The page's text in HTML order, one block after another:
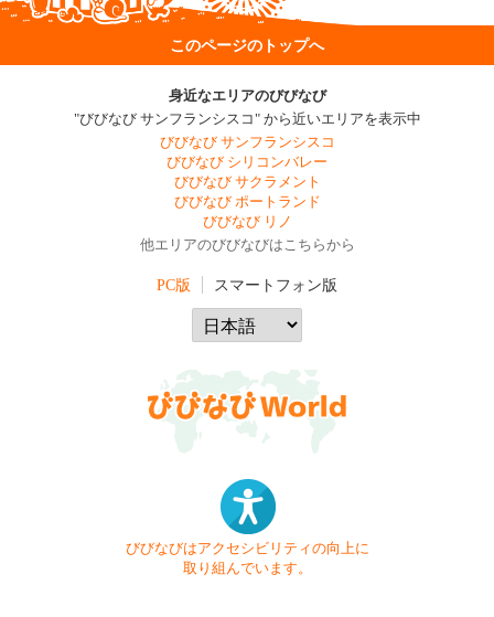
このページのトップへ
身近なエリアのびびなび
"びびなび サンフランシスコ" から近いエリアを表示中
びびなび サンフランシスコ
びびなび シリコンバレー
びびなび サクラメント
びびなび ポートランド
びびなび リノ
他エリアのびびなびはこちらから
PC版 スマートフォン版
びびなびはアクセシビリティの向上に
取り組んでいます。